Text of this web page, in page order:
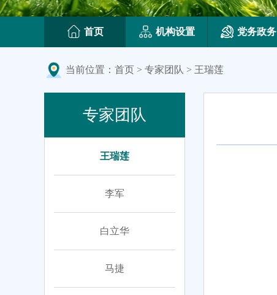
首页 机构设置 党务政务
当前位置： 首页 > 专家团队 > 王瑞莲
专家团队
王瑞莲
李军
白立华
马捷